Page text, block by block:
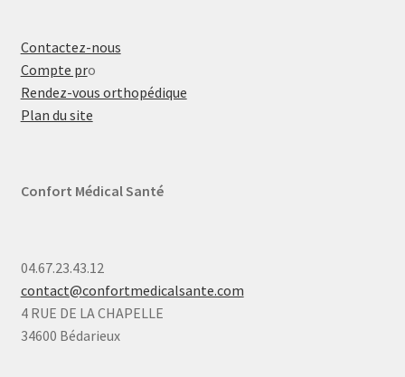
Contactez-nous
Compte pro
Rendez-vous orthopédique
Plan du site
Confort Médical Santé
04.67.23.43.12
contact@confortmedicalsante.com
4 RUE DE LA CHAPELLE
34600 Bédarieux